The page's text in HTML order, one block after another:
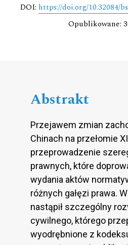
DOI: https://doi.org/10.32084/
Opublikowane:
Abstrakt
Przejawem zmian
Chinach na przełomie
przeprowadzenie
prawnych, które
wydania aktów
różnych gałęzi prawa.
nastąpił szczególny
cywilnego, którego
wyodrębnione z